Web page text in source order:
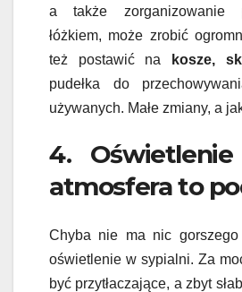
a także zorganizowanie
łóżkiem, może zrobić
też postawić na
kosze,
pudełka do
używanych. Małe zmiany, a
4.
atmosfera to
Chyba nie ma nic
oświetlenie w sypialni. Za
być przytłaczające, a zbyt